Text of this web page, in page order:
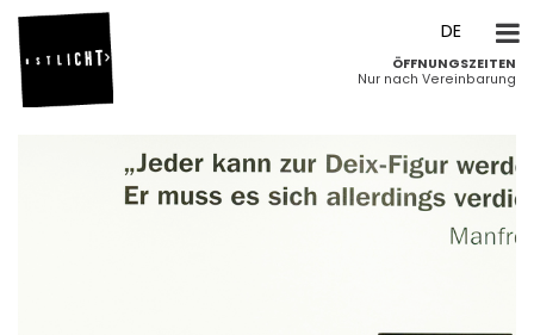
ÖFFNUNGSZEITEN
Nur nach Vereinbarung
DE
EN